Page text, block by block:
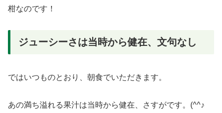
柑なのです！
ジューシーさは当時から健在、文句なし
ではいつものとおり、朝食でいただきます。
あの満ち溢れる果汁は当時から健在、さすがです。(^^♪